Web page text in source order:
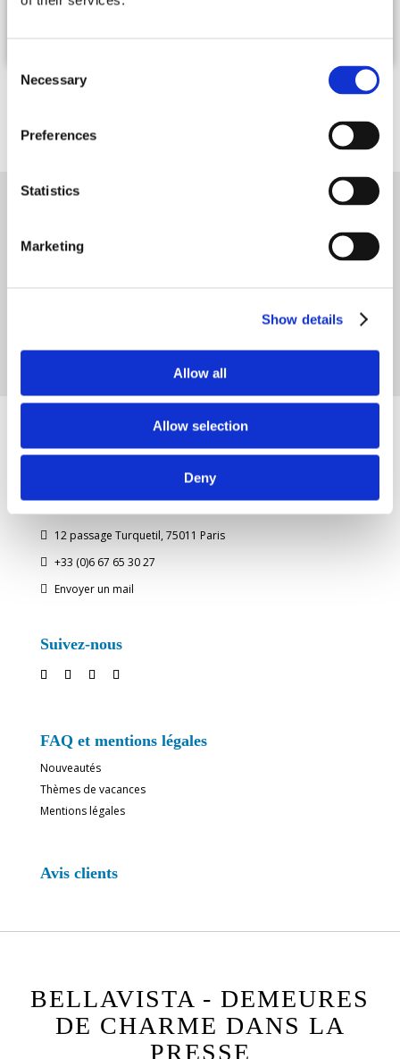
Selection
Necessary
Preferences
Statistics
Marketing
Show details
Allow all
Allow selection
Deny
 12 passage Turquetil, 75011 Paris
 +33 (0)6 67 65 30 27
 Envoyer un mail
Suivez-nous
FAQ et mentions légales
Nouveautés
Thèmes de vacances
Mentions légales
Avis clients
BELLAVISTA - DEMEURES
DE CHARME DANS LA
PRESSE